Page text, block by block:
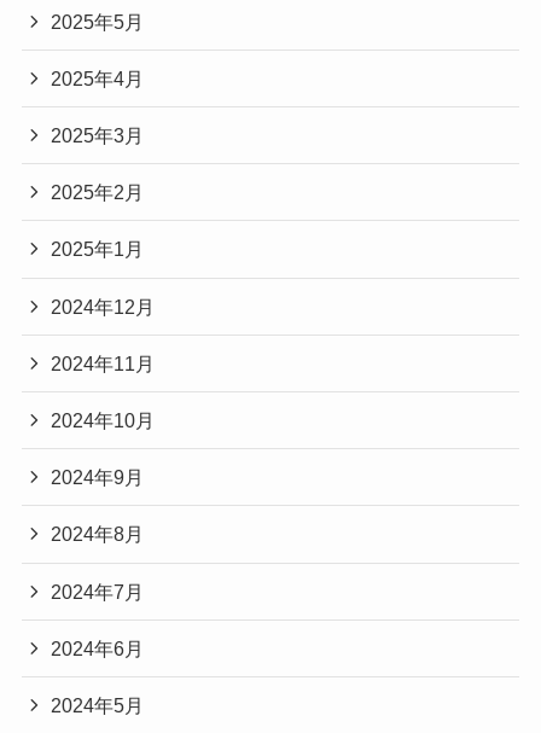
2025年5月
2025年4月
2025年3月
2025年2月
2025年1月
2024年12月
2024年11月
2024年10月
2024年9月
2024年8月
2024年7月
2024年6月
2024年5月